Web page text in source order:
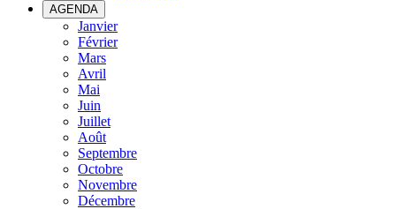
AGENDA
Janvier
Février
Mars
Avril
Mai
Juin
Juillet
Août
Septembre
Octobre
Novembre
Décembre